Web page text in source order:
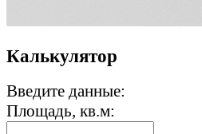
Калькулятор
Введите данные:
Площадь, кв.м: